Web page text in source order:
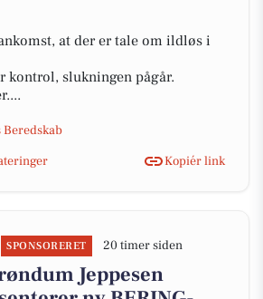
at der er tale om ildløs i
kontrol, slukningen pågår.
Kopiér link
SPONSORERET 20 timer siden
Jeppesen